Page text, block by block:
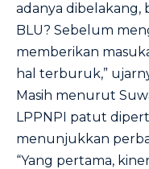
adanya dibelakang,
BLU? Sebelum
memberikan
hal terburuk,”
Masih menurut
LPPNPI patut
menunjukkan
“Yang pertama,